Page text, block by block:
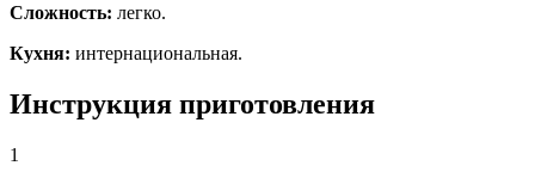
Сложность: легко.
Кухня: интернациональная.
Инструкция приготовления
1